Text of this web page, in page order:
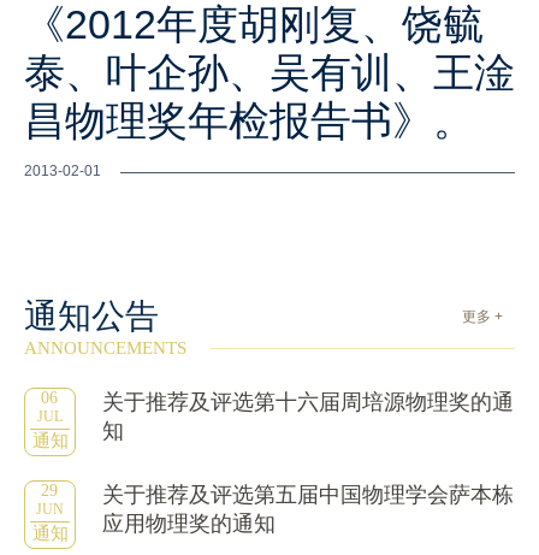
《2012年度胡刚复、饶毓
泰、叶企孙、吴有训、王淦
昌物理奖年检报告书》。
2013-02-01
通知公告 更多 +
ANNOUNCEMENTS
06
JUL
通知
关于推荐及评选第十六届周培源物理奖的通
知
29
JUN
通知
关于推荐及评选第五届中国物理学会萨本栋
应用物理奖的通知